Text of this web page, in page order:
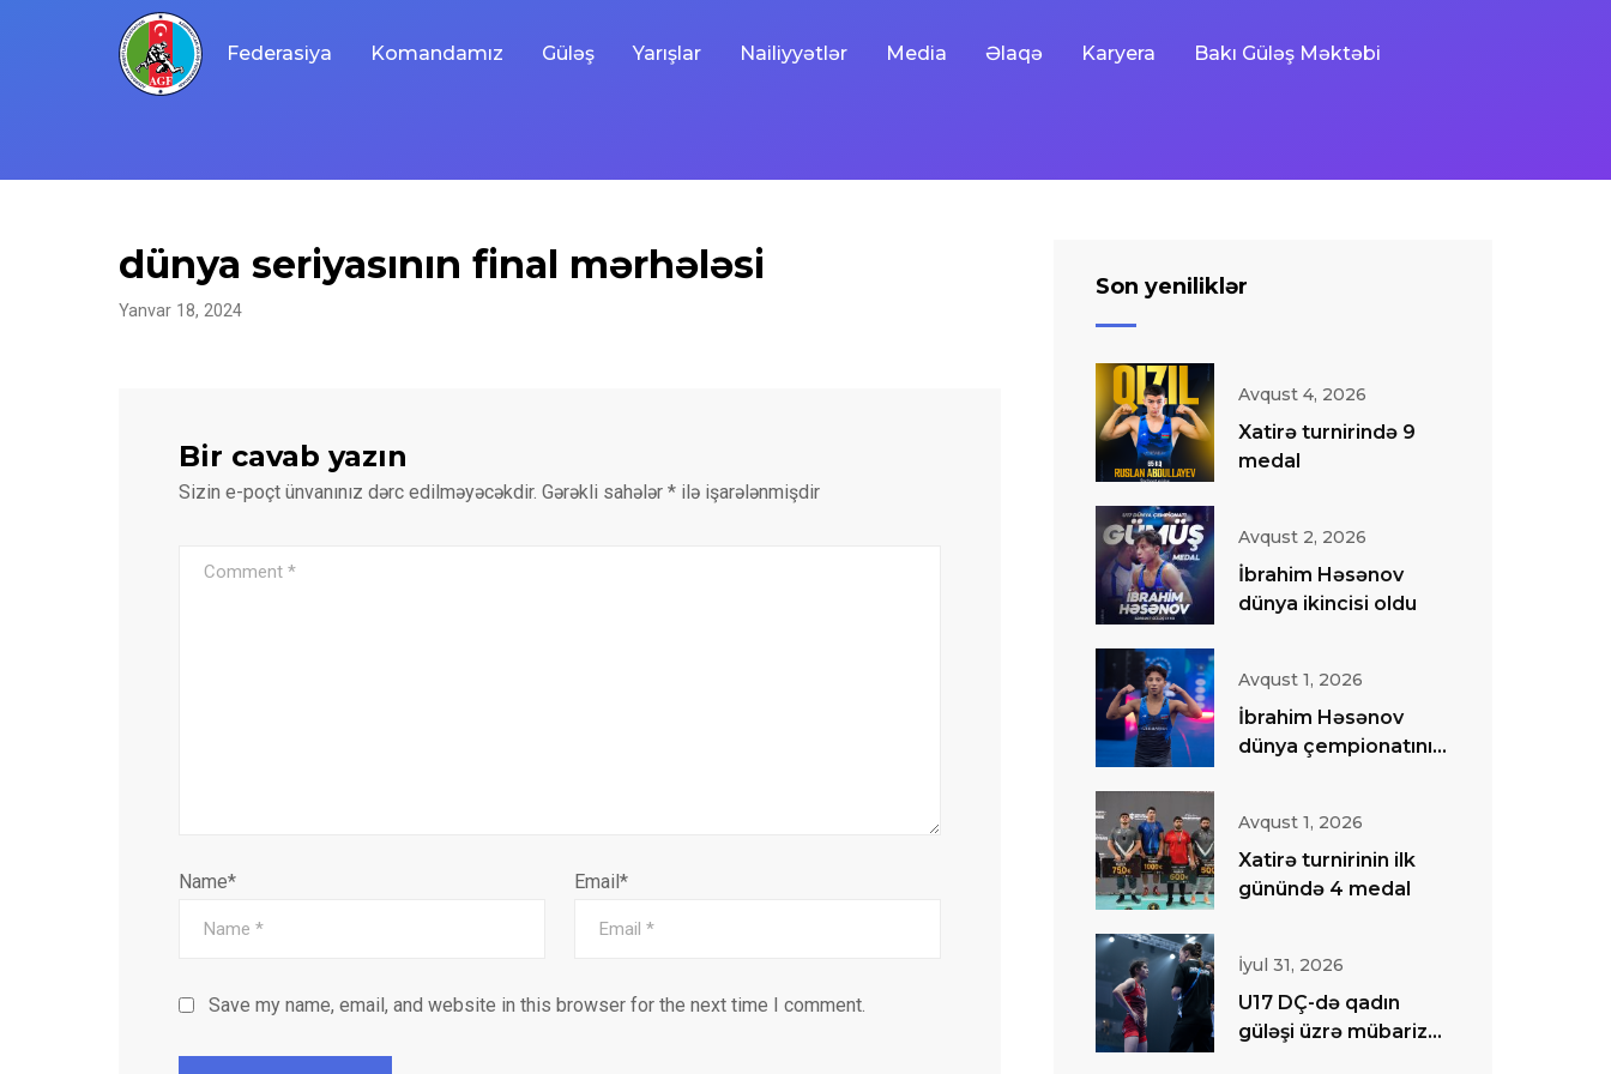
Federasiya Komandamız Güləş Yarışlar Nailiyyətlər Media Əlaqə Karyera Bakı Güləş Məktəbi
dünya seriyasının final mərhələsi
Yanvar 18, 2024
Bir cavab yazın
Sizin e-poçt ünvanınız dərc edilməyəcəkdir. Gərəkli sahələr * ilə işarələnmişdir
Name* Email*
Save my name, email, and website in this browser for the next time I comment.
Son yeniliklər
Avqust 4, 2026
Xatirə turnirində 9
medal
Avqust 2, 2026
İbrahim Həsənov
dünya ikincisi oldu
Avqust 1, 2026
İbrahim Həsənov
dünya çempionatının
Avqust 1, 2026
Xatirə turnirinin ilk
günündə 4 medal
İyul 31, 2026
U17 DÇ-də qadın
güləşi üzrə mübarizə